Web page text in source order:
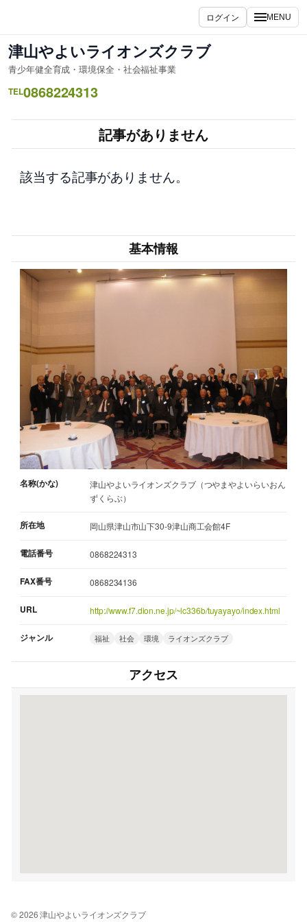
を
ス
キ
ッ
ログイン MENU
津山やよいライオンズクラブ
青少年健全育成・環境保全・社会福祉事業
TEL0868224313
記事がありません
該当する記事がありません。
基本情報
名称(かな)
津山やよいライオンズクラブ（つやまやよいらいおん
ずくらぶ）
所在地 岡山県津山市山下30-9津山商工会館4F
電話番号 0868224313
FAX番号 0868234136
URL http://www.f7.dion.ne.jp/~lc336b/tuyayayo/index.html
ジャンル 福祉 社会 環境 ライオンズクラブ
アクセス
© 2026 津山やよいライオンズクラブ